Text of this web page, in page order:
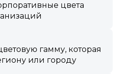
цвета
гамму, которая
или городу